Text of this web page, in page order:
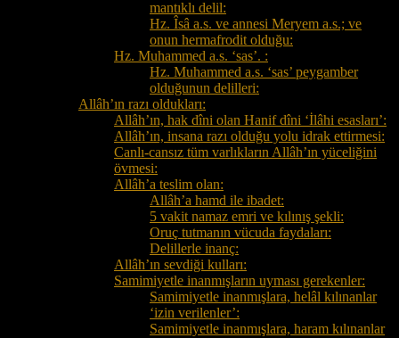
mantıklı delil:
Hz. Îsâ a.s. ve annesi Meryem a.s.; ve
onun hermafrodit olduğu:
Hz. Muhammed a.s. ‘sas’. :
Hz. Muhammed a.s. ‘sas’ peygamber
olduğunun delilleri:
Allâh’ın razı oldukları:
Allâh’ın, hak dîni olan Hanif dîni ‘İlâhi esasları’:
Allâh’ın, insana razı olduğu yolu idrak ettirmesi:
Canlı-cansız tüm varlıkların Allâh’ın yüceliğini
övmesi:
Allâh’a teslim olan:
Allâh’a hamd ile ibadet:
5 vakit namaz emri ve kılınış şekli:
Oruç tutmanın vücuda faydaları:
Delillerle inanç:
Allâh’ın sevdiği kulları:
Samimiyetle inanmışların uyması gerekenler:
Samimiyetle inanmışlara, helâl kılınanlar
‘izin verilenler’:
Samimiyetle inanmışlara, haram kılınanlar